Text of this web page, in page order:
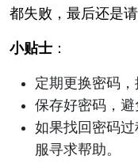
都失败，最后还是
小贴士 ：
定期更换密码，
保存好密码，避
如果找回密码
服寻求帮助。